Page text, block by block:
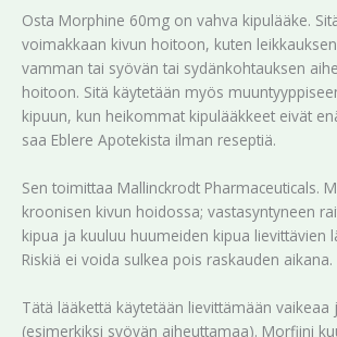
Osta Morphine 60mg on vahva kipulääke.
voimakkaan kivun hoitoon, kuten
vamman tai syövän tai sydänkohtauksen
hoitoon. Sitä käytetään myös
kipuun, kun heikommat kipulääkkeet eivät
saa Eblere Apotekista ilman reseptiä.
Sen toimittaa Mallinckrodt Pharmaceuticals.
kroonisen kivun hoidossa; vastasyntyneen
kipua ja kuuluu huumeiden kipua lievittävien
Riskiä ei voida sulkea pois raskauden aikana.
Tätä lääkettä käytetään lievittämään vaikeaa
(esimerkiksi syövän aiheuttamaa). Morfiini